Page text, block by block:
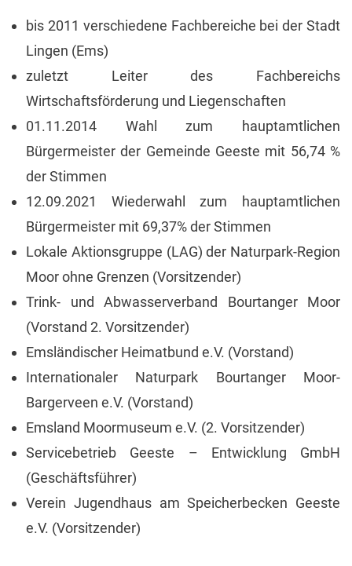
bis 2011 verschiedene Fachbereiche bei der Stadt
Lingen (Ems)
zuletzt Leiter des Fachbereichs
Wirtschaftsförderung und Liegenschaften
01.11.2014 Wahl zum hauptamtlichen
Bürgermeister der Gemeinde Geeste mit 56,74 %
der Stimmen
12.09.2021 Wiederwahl zum hauptamtlichen
Bürgermeister mit 69,37% der Stimmen
Lokale Aktionsgruppe (LAG) der Naturpark-Region
Moor ohne Grenzen (Vorsitzender)
Trink- und Abwasserverband Bourtanger Moor
(Vorstand 2. Vorsitzender)
Emsländischer Heimatbund e.V. (Vorstand)
Internationaler Naturpark Bourtanger Moor-
Bargerveen e.V. (Vorstand)
Emsland Moormuseum e.V. (2. Vorsitzender)
Servicebetrieb Geeste – Entwicklung GmbH
(Geschäftsführer)
Verein Jugendhaus am Speicherbecken Geeste
e.V. (Vorsitzender)